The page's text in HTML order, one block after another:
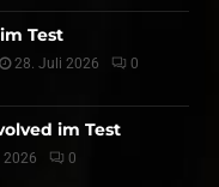
Test
28. Juli 2026 0
im Test
2026 0